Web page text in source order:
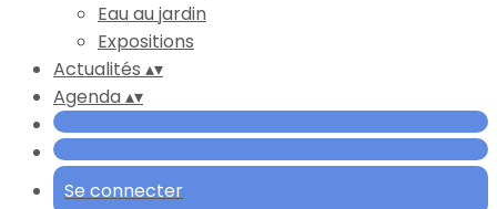
Eau au jardin
Expositions
Actualités ▴▾
Agenda▴▾
Se connecter